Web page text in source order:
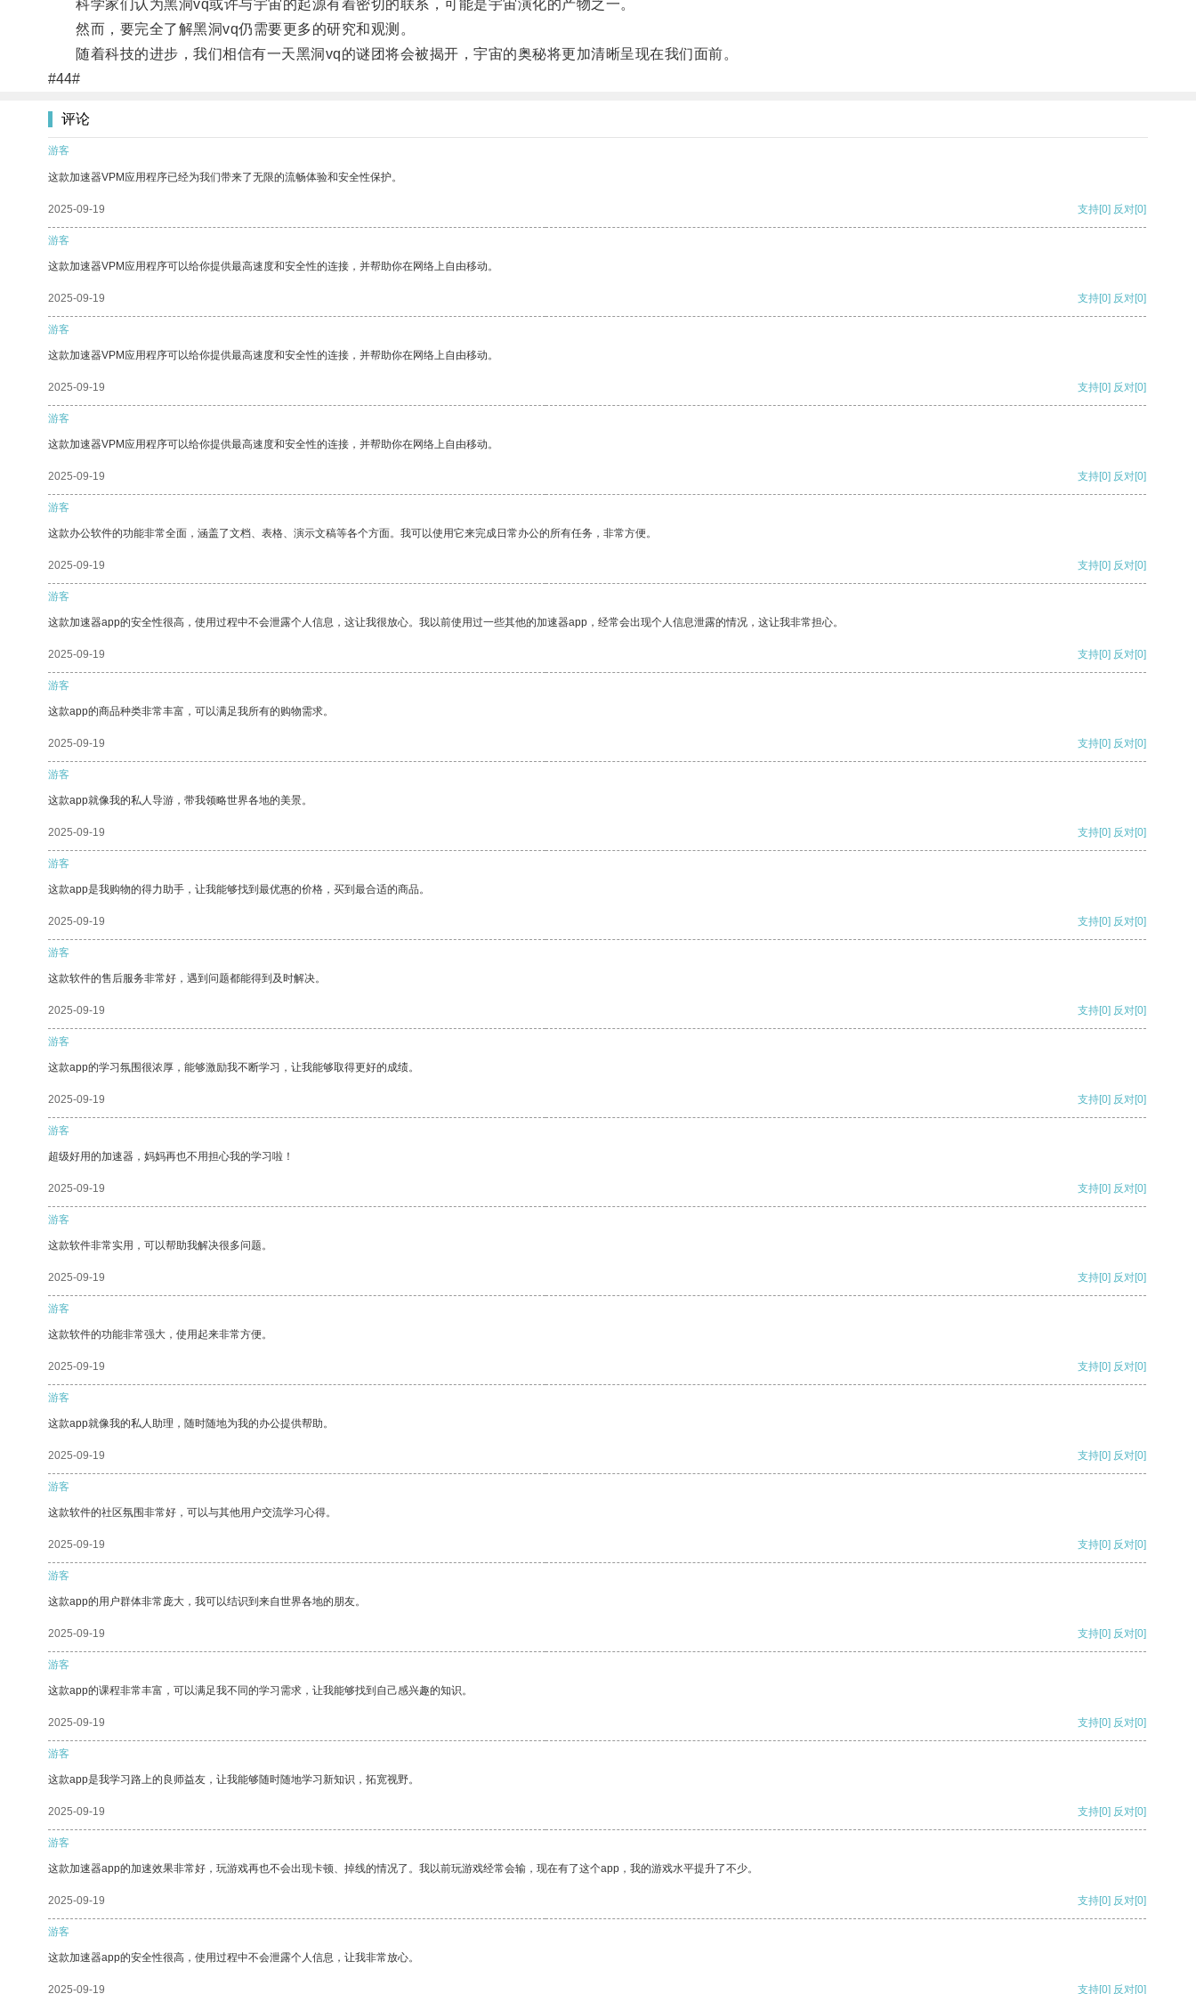
科学家们认为黑洞vq或许与宇宙的起源有着密切的联系，可能是宇宙演化的产物之一。
然而，要完全了解黑洞vq仍需要更多的研究和观测。
随着科技的进步，我们相信有一天黑洞vq的谜团将会被揭开，宇宙的奥秘将更加清晰呈现在我们面前。
#44#
评论
游客
这款加速器VPM应用程序已经为我们带来了无限的流畅体验和安全性保护。
2025-09-19 支持[0] 反对[0]
游客
这款加速器VPM应用程序可以给你提供最高速度和安全性的连接，并帮助你在网络上自由移动。
2025-09-19 支持[0] 反对[0]
游客
这款加速器VPM应用程序可以给你提供最高速度和安全性的连接，并帮助你在网络上自由移动。
2025-09-19 支持[0] 反对[0]
游客
这款加速器VPM应用程序可以给你提供最高速度和安全性的连接，并帮助你在网络上自由移动。
2025-09-19 支持[0] 反对[0]
游客
这款办公软件的功能非常全面，涵盖了文档、表格、演示文稿等各个方面。我可以使用它来完成日常办公的所有任务，非常方便。
2025-09-19 支持[0] 反对[0]
游客
这款加速器app的安全性很高，使用过程中不会泄露个人信息，这让我很放心。我以前使用过一些其他的加速器app，经常会出现个人信息泄露的情况，这让我非常担心。
2025-09-19 支持[0] 反对[0]
游客
这款app的商品种类非常丰富，可以满足我所有的购物需求。
2025-09-19 支持[0] 反对[0]
游客
这款app就像我的私人导游，带我领略世界各地的美景。
2025-09-19 支持[0] 反对[0]
游客
这款app是我购物的得力助手，让我能够找到最优惠的价格，买到最合适的商品。
2025-09-19 支持[0] 反对[0]
游客
这款软件的售后服务非常好，遇到问题都能得到及时解决。
2025-09-19 支持[0] 反对[0]
游客
这款app的学习氛围很浓厚，能够激励我不断学习，让我能够取得更好的成绩。
2025-09-19 支持[0] 反对[0]
游客
超级好用的加速器，妈妈再也不用担心我的学习啦！
2025-09-19 支持[0] 反对[0]
游客
这款软件非常实用，可以帮助我解决很多问题。
2025-09-19 支持[0] 反对[0]
游客
这款软件的功能非常强大，使用起来非常方便。
2025-09-19 支持[0] 反对[0]
游客
这款app就像我的私人助理，随时随地为我的办公提供帮助。
2025-09-19 支持[0] 反对[0]
游客
这款软件的社区氛围非常好，可以与其他用户交流学习心得。
2025-09-19 支持[0] 反对[0]
游客
这款app的用户群体非常庞大，我可以结识到来自世界各地的朋友。
2025-09-19 支持[0] 反对[0]
游客
这款app的课程非常丰富，可以满足我不同的学习需求，让我能够找到自己感兴趣的知识。
2025-09-19 支持[0] 反对[0]
游客
这款app是我学习路上的良师益友，让我能够随时随地学习新知识，拓宽视野。
2025-09-19 支持[0] 反对[0]
游客
这款加速器app的加速效果非常好，玩游戏再也不会出现卡顿、掉线的情况了。我以前玩游戏经常会输，现在有了这个app，我的游戏水平提升了不少。
2025-09-19 支持[0] 反对[0]
游客
这款加速器app的安全性很高，使用过程中不会泄露个人信息，让我非常放心。
2025-09-19 支持[0] 反对[0]